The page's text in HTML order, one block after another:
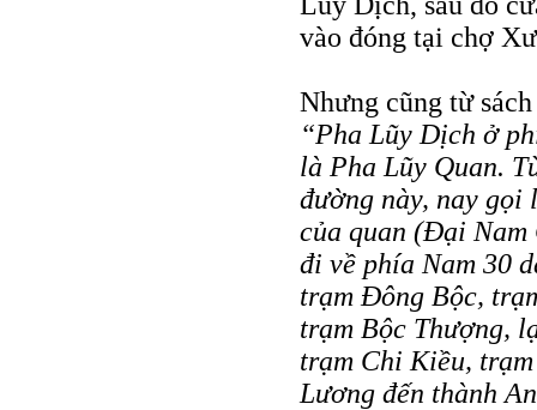
vào đóng tại chợ
Nhưng cũng từ
“Pha Lũy Dịch ở
là Pha Lũy Quan.
đường này, nay
của quan (Ðại Nam
đi về phía Nam 30
trạm Ðông Bộc,
trạm Bộc Thượng,
trạm Chi Kiều,
Lương đến thành